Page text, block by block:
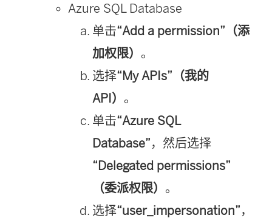
Azure SQL Database
单击“Add a permission”（添
加权限） 。
选择“My APIs”（我的
API） 。
单击“Azure SQL
Database”，然后选择
“Delegated permissions”
（委派权限） 。
选择“user_impersonation”，